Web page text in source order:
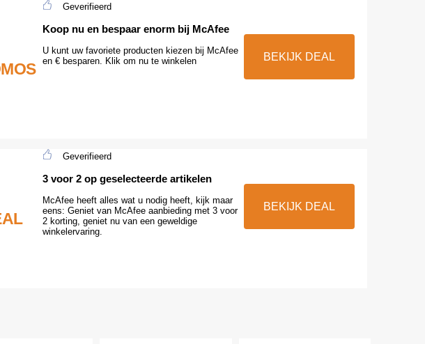
Geverifieerd
Koop nu en bespaar enorm bij McAfee
U kunt uw favoriete producten kiezen bij McAfee
en € besparen. Klik om nu te winkelen
BEKIJK DEAL
Geverifieerd
3 voor 2 op geselecteerde artikelen
McAfee heeft alles wat u nodig heeft, kijk maar
eens: Geniet van McAfee aanbieding met 3 voor
2 korting, geniet nu van een geweldige
winkelervaring.
BEKIJK DEAL